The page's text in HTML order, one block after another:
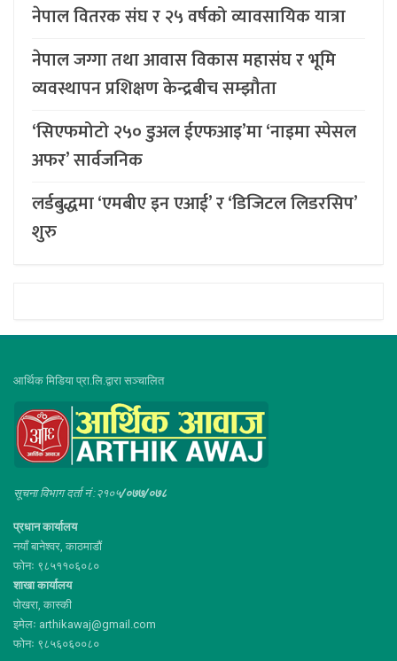
नेपाल वितरक संघ र २५ वर्षको व्यावसायिक यात्रा
नेपाल जग्गा तथा आवास विकास महासंघ र भूमि
व्यवस्थापन प्रशिक्षण केन्द्रबीच सम्झौता
‘सिएफमोटो २५० डुअल ईएफआइ’मा ‘नाइमा स्पेसल
अफर’ सार्वजनिक
लर्डबुद्धमा ‘एमबीए इन एआई’ र ‘डिजिटल लिडरसिप’
शुरु
आर्थिक मिडिया प्रा.लि.द्वारा सञ्चालित
सूचना विभाग दर्ता नं :२१०५/०७७/०७८
प्रधान कार्यालय
नयाँ बानेश्वर, काठमाडौं
फोनः ९८५११०६०८०
शाखा कार्यालय
पोखरा, कास्की
इमेलः arthikawaj@gmail.com
फोनः ९८५६०६००८०